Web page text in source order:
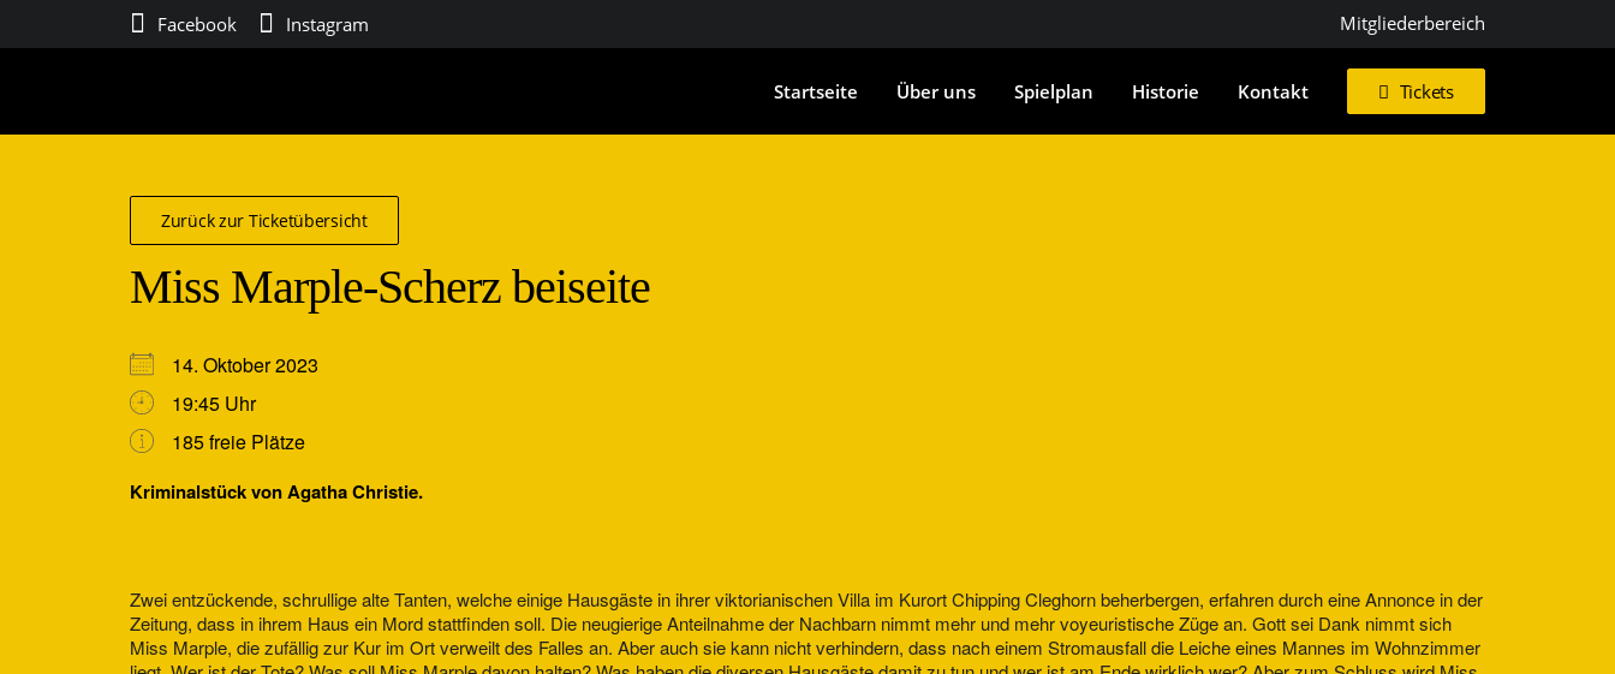
Mitgliederbereich
Facebook Instagram
Startseite Über uns Spielplan Historie Kontakt Tickets
Zurück zur Ticketübersicht
Miss Marple-Scherz beiseite
14. Oktober 2023
19:45 Uhr
185 freie Plätze
Kriminalstück von Agatha Christie.
Zwei entzückende, schrullige alte Tanten, welche einige Hausgäste in ihrer viktorianischen Villa im Kurort Chipping Cleghorn beherbergen, erfahren durch eine Annonce in der
Zeitung, dass in ihrem Haus ein Mord stattfinden soll. Die neugierige Anteilnahme der Nachbarn nimmt mehr und mehr voyeuristische Züge an. Gott sei Dank nimmt sich
Miss Marple, die zufällig zur Kur im Ort verweilt des Falles an. Aber auch sie kann nicht verhindern, dass nach einem Stromausfall die Leiche eines Mannes im Wohnzimmer